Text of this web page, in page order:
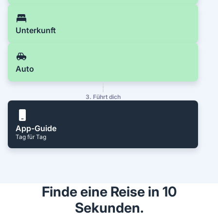
Unterkunft
Auto
3. Führt dich
App-Guide
Tag für Tag
Finde eine Reise in 10
Sekunden.